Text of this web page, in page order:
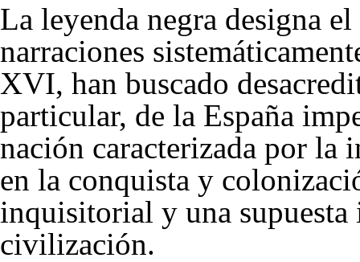
La leyenda negra designa
narraciones
XVI, han buscado
particular, de la España
nación caracterizada por la
en la conquista y
inquisitorial y una supuesta
civilización.